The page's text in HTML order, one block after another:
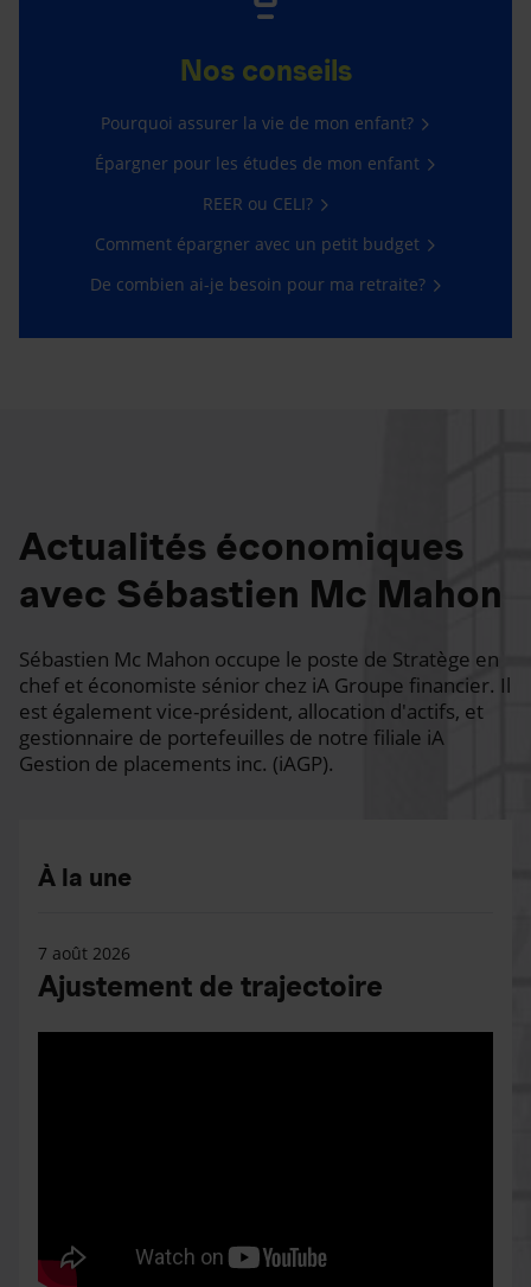
Nos conseils
Pourquoi assurer la vie de mon enfant?
Épargner pour les études de mon enfant
REER ou CELI?
Comment épargner avec un petit budget
De combien ai-je besoin pour ma retraite?
Actualités économiques
avec Sébastien Mc Mahon
Sébastien Mc Mahon occupe le poste de Stratège en
chef et économiste sénior chez iA Groupe financier. Il
est également vice-président, allocation d'actifs, et
gestionnaire de portefeuilles de notre filiale iA
Gestion de placements inc. (iAGP).
À la une
7 août 2026
Ajustement de trajectoire